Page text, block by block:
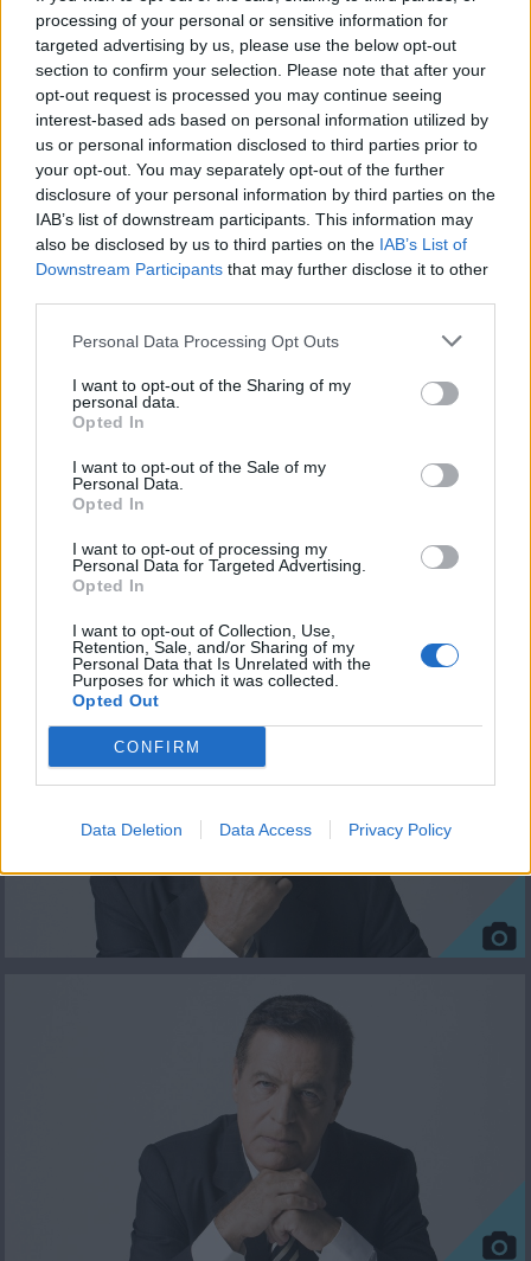
processing of your personal or sensitive information for
targeted advertising by us, please use the below opt-out
section to confirm your selection. Please note that after your
opt-out request is processed you may continue seeing
interest-based ads based on personal information utilized by
us or personal information disclosed to third parties prior to
your opt-out. You may separately opt-out of the further
disclosure of your personal information by third parties on the
IAB’s list of downstream participants. This information may
also be disclosed by us to third parties on the IAB’s List of
Downstream Participants that may further disclose it to other
Personal Data Processing Opt Outs
I want to opt-out of the Sharing of my
personal data.
Opted In
I want to opt-out of the Sale of my
Personal Data.
Opted In
I want to opt-out of processing my
Personal Data for Targeted Advertising.
Opted In
I want to opt-out of Collection, Use,
Retention, Sale, and/or Sharing of my
Personal Data that Is Unrelated with the
Purposes for which it was collected.
Opted Out
CONFIRM
Data Deletion Data Access Privacy Policy
Βουλευτικές εκλογές 2026 -
Η Μάχη της Κάλπης
(24.05.26 Μέρος Α)
Χωρίς Περιστροφές 21.05.26
(ΕΔΕΚ, ΔΗΠΑ, ΟΙΚΟΛΟΓΟΙ και
VOLT)
ΦΩΤΟΓΡΑΦΙΕΣ